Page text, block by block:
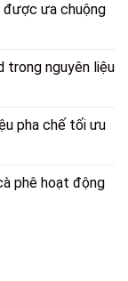
ưa chuộng
trong nguyên liệu
pha chế tối ưu
phê hoạt động